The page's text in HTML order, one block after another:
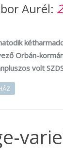
Aurél:
Orbán-
volt